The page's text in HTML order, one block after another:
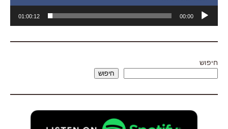
אודיו
00:00
01:00:12
חיפוש
חיפוש